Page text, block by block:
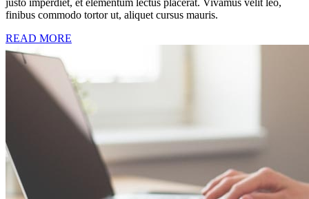
justo imperdiet, et elementum lectus placerat. Vivamus velit leo,
finibus commodo tortor ut, aliquet cursus mauris.
READ MORE